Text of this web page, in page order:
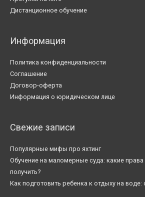
Дистанционное обучение
Информация
Политика конфиденциальности
Соглашение
Договор-оферта
Информация о юридическом лице
Свежие записи
Популярные мифы про яхтинг
Обучение на маломерные суда: какие права
получить?
Как подготовить ребенка к отдыху на